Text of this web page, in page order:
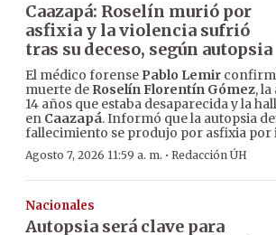
Caazapá: Roselín murió por
asfixia y la violencia sufrió
tras su deceso, según autopsia
El médico forense Pablo Lemir
muerte de Roselín Florentín Gómez,
14 años que estaba desaparecida y la
en Caazapá. Informó que la autopsia
fallecimiento se produjo por asfixia
Agosto 7, 2026 11:59 a. m. · Redacción ÚH
Nacionales
Autopsia será clave para